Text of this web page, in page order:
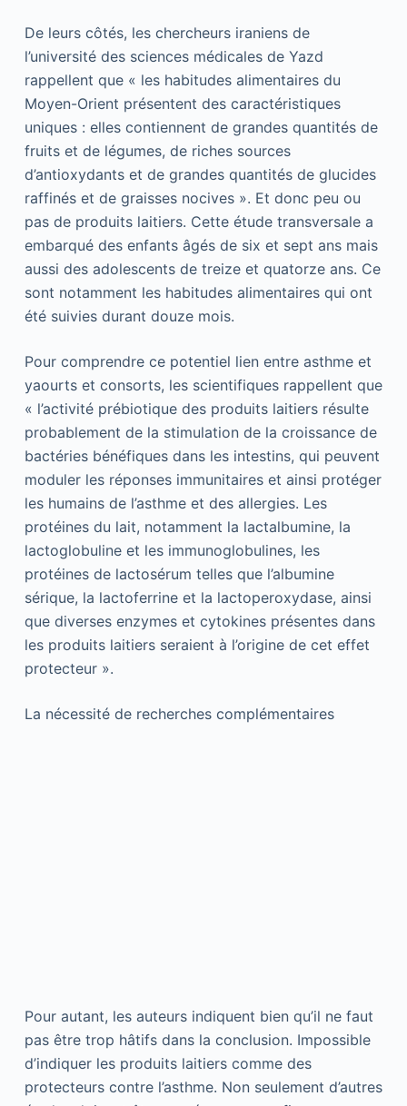
De leurs côtés, les chercheurs iraniens de
l’université des sciences médicales de Yazd
rappellent que « les habitudes alimentaires du
Moyen-Orient présentent des caractéristiques
uniques : elles contiennent de grandes quantités de
fruits et de légumes, de riches sources
d’antioxydants et de grandes quantités de glucides
raffinés et de graisses nocives ». Et donc peu ou
pas de produits laitiers. Cette étude transversale a
embarqué des enfants âgés de six et sept ans mais
aussi des adolescents de treize et quatorze ans. Ce
sont notamment les habitudes alimentaires qui ont
été suivies durant douze mois.
Pour comprendre ce potentiel lien entre asthme et
yaourts et consorts, les scientifiques rappellent que
« l’activité prébiotique des produits laitiers résulte
probablement de la stimulation de la croissance de
bactéries bénéfiques dans les intestins, qui peuvent
moduler les réponses immunitaires et ainsi protéger
les humains de l’asthme et des allergies. Les
protéines du lait, notamment la lactalbumine, la
lactoglobuline et les immunoglobulines, les
protéines de lactosérum telles que l’albumine
sérique, la lactoferrine et la lactoperoxydase, ainsi
que diverses enzymes et cytokines présentes dans
les produits laitiers seraient à l’origine de cet effet
protecteur ».
La nécessité de recherches complémentaires
Pour autant, les auteurs indiquent bien qu’il ne faut
pas être trop hâtifs dans la conclusion. Impossible
d’indiquer les produits laitiers comme des
protecteurs contre l’asthme. Non seulement d’autres